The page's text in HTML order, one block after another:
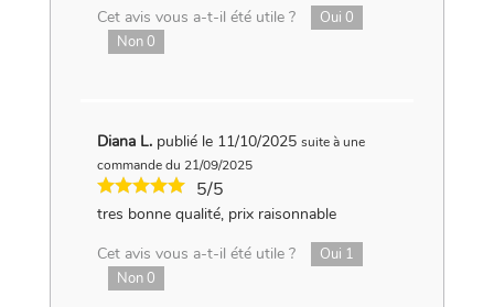
Cet avis vous a-t-il été utile ?
Oui 0
Non0
Diana L. publié le 11/10/2025 suite à une
commande du 21/09/2025
5/5
tres bonne qualité, prix raisonnable
Cet avis vous a-t-il été utile ?
Oui 1
Non0